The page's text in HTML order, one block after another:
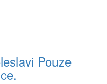
Pouze